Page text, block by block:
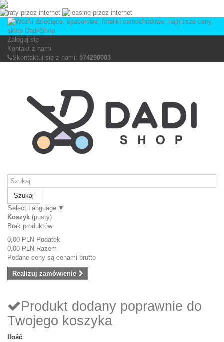
Zaloguj się
Kontakt z nami
Skontaktuj się z nami: 574290003
Szukaj
Select Language ▼
Koszyk (pusty)
Brak produktów
0,00 PLN Podatek
0,00 PLN Razem
Podane ceny są cenami brutto
Realizuj zamówienie
Produkt dodany poprawnie do
Twojego koszyka
Ilość